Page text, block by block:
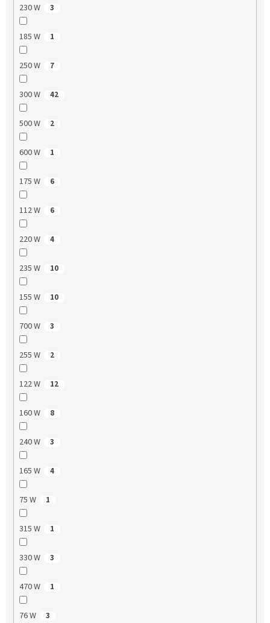
230 W 3
185 W 1
250 W 7
300 W 42
500 W 2
600 W 1
175 W 6
112 W 6
220 W 4
235 W 10
155 W 10
700 W 3
255 W 2
122 W 12
160 W 8
240 W 3
165 W 4
75 W 1
315 W 1
330 W 3
470 W 1
76 W 3